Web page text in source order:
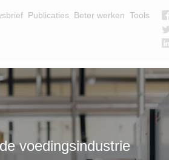
Publicaties Beter werken Tools
EEN OPLEIDING
voedingsindustrie